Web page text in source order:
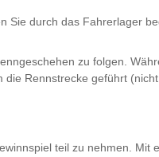
Sie durch das Fahrerlager
zu folgen.
Rennstrecke geführt
teil zu nehmen.